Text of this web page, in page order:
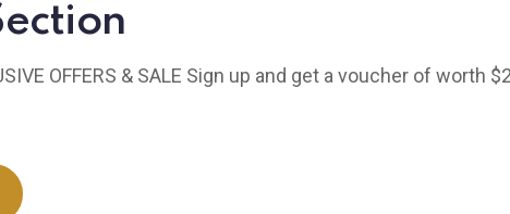
OFFERS & SALE Sign up and get a voucher of worth